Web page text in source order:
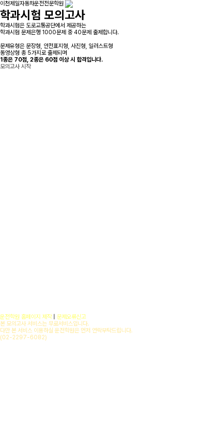
이천제일자동차운전전문학원
학과시험 모의고사
학과시험은 도로교통공단에서 제공하는
학과시험 문제은행 1000문제 중 40문제 출제합니다.
문제유형은 문장형, 안전표지형, 사진형, 일러스트형
동영상형 총 5가지로 출제되며
1종은 70점, 2종은 60점 이상 시 합격입니다.
모의고사 시작
운전학원 홈페이지 제작
문제오류신고
본 모의고사 서비스는 무료서비스입니다.
다만 본 서비스 이용하실 운전학원은 먼저 연락부탁드립니다.
(02-2297-6082)